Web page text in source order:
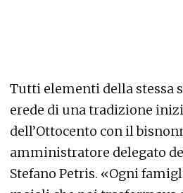
Tutti elementi della stessa
erede di una tradizione
dell’Ottocento con il
amministratore delegato
Stefano Petris. «Ogni